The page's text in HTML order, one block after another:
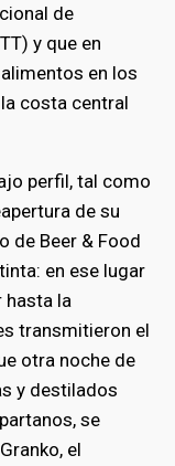
de
y que en
en los
costa central
perfil, tal como
de su
de Beer & Food
en ese lugar
hasta la
transmitieron el
otra noche de
y destilados
se
el